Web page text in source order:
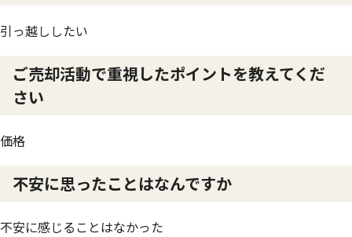
引っ越ししたい
ご売却活動で重視したポイントを教えてくだ
さい
価格
不安に思ったことはなんですか
不安に感じることはなかった